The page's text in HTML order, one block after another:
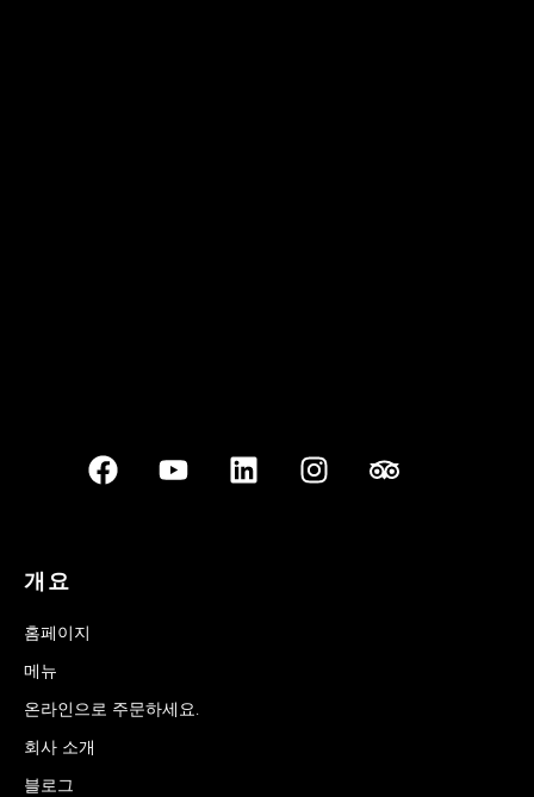
개요
홈페이지
메뉴
온라인으로 주문하세요.
회사 소개
블로그